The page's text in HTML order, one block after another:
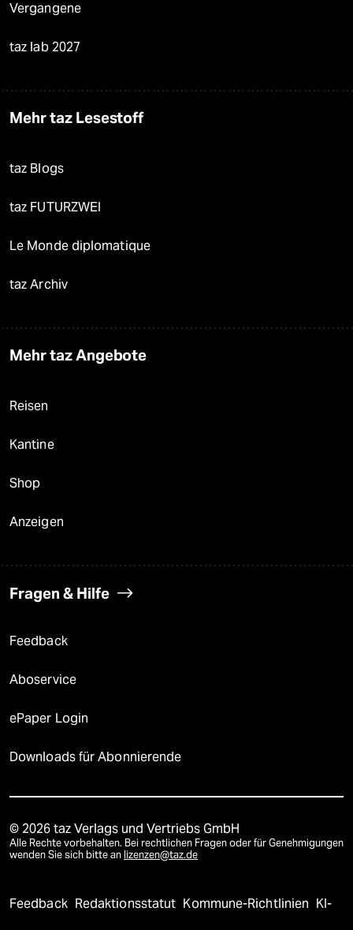
Vergangene
taz lab 2027
Mehr taz Lesestoff
taz Blogs
taz FUTURZWEI
Le Monde diplomatique
taz Archiv
Mehr taz Angebote
Reisen
Kantine
Shop
Anzeigen
Fragen & Hilfe
Feedback
Aboservice
ePaper Login
Downloads für Abonnierende
© 2026 taz Verlags und Vertriebs GmbH
Alle Rechte vorbehalten. Bei rechtlichen Fragen oder für Genehmigungen
wenden Sie sich bitte an lizenzen@taz.de
Feedback Redaktionsstatut Kommune-Richtlinien KI-